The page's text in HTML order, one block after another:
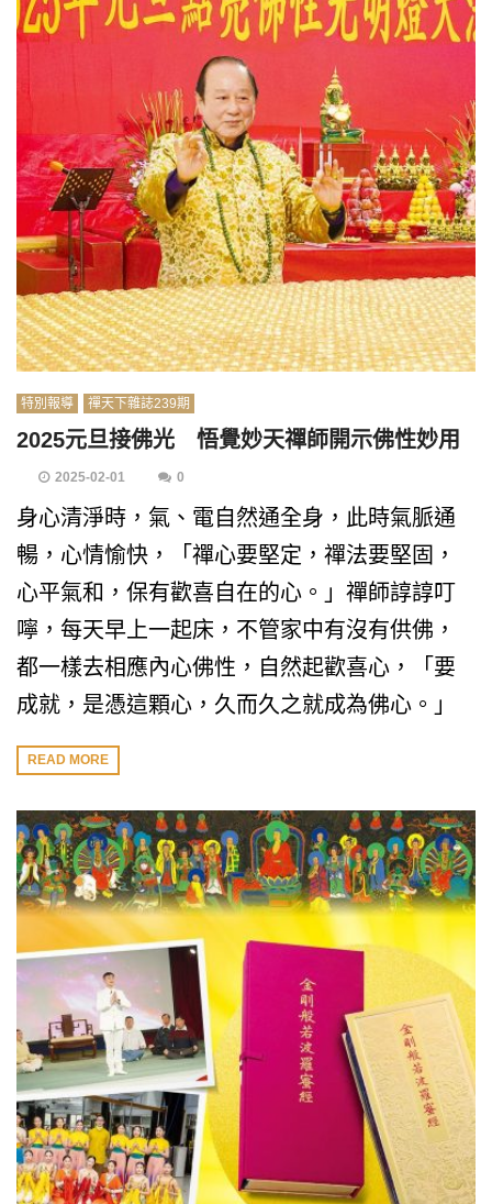
特別報導 禪天下雜誌239期
2025元旦接佛光 悟覺妙天禪師開示佛性妙用
2025-02-01 0
身心清淨時，氣、電自然通全身，此時氣脈通
暢，心情愉快，「禪心要堅定，禪法要堅固，
心平氣和，保有歡喜自在的心。」禪師諄諄叮
嚀，每天早上一起床，不管家中有沒有供佛，
都一樣去相應內心佛性，自然起歡喜心，「要
成就，是憑這顆心，久而久之就成為佛心。」
READ MORE